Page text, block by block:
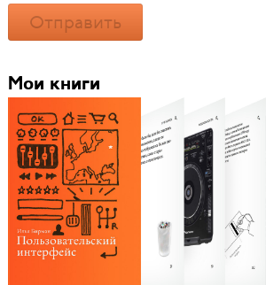
Отправить
Мои книги